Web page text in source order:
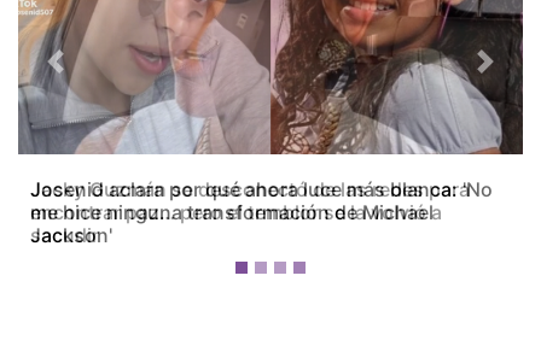
Jacky Guzmán se desconectó de las redes para
encontrar paz… pero el temblor se la volvió a
sacudir
Previous Next